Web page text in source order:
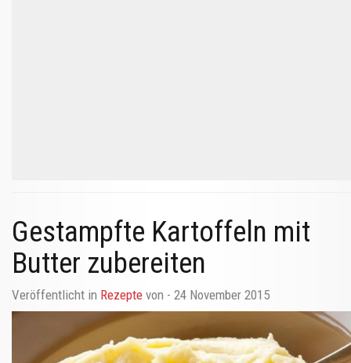
Gestampfte Kartoffeln mit
Butter zubereiten
Veröffentlicht in Rezepte von - 24 November 2015